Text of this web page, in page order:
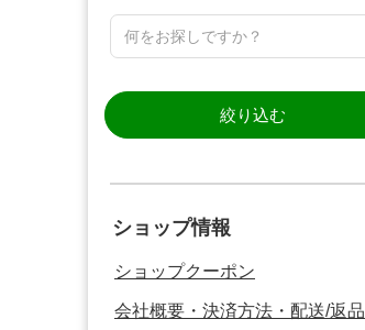
絞り込む
ショップ情報
ショップクーポン
会社概要・決済方法・配送/返品